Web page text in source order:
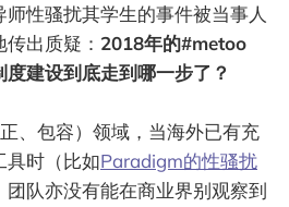
性骚扰其学生的事件被当事人
出质疑： 2018年的#metoo
建设到底走到哪一步了？
、包容）领域，当海外已有充
具时（比如Paradigm的性骚扰
团队亦没有能在商业界别观察到